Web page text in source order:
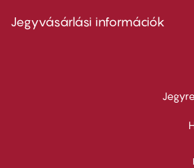
second
Jegyvásárlási információk